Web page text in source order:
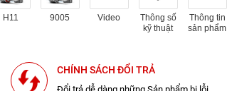
H11 9005 Video
Thông số
kỹ thuật
Thông tin
sản phẩm
CHÍNH SÁCH ĐỔI TRẢ